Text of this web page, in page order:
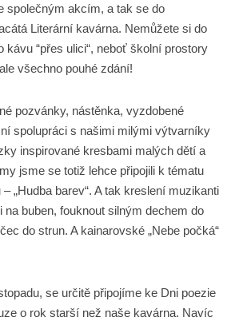
společným akcím, a tak se do
Literární kavárna. Nemůžete si do
kávu “přes ulici“, neboť školní prostory
všechno pouhé zdání!
pozvánky, nástěnka, vyzdobené
spolupráci s našimi milými výtvarníky
inspirované kresbami malých dětí a
jsme se totiž lehce připojili k tématu
„Hudba barev“. A tak kreslení muzikanti
na buben, fouknout silným dechem do
do strun. A kainarovské „Nebe počká“
se určitě připojíme ke Dni poezie
o rok starší než naše kavárna. Navíc